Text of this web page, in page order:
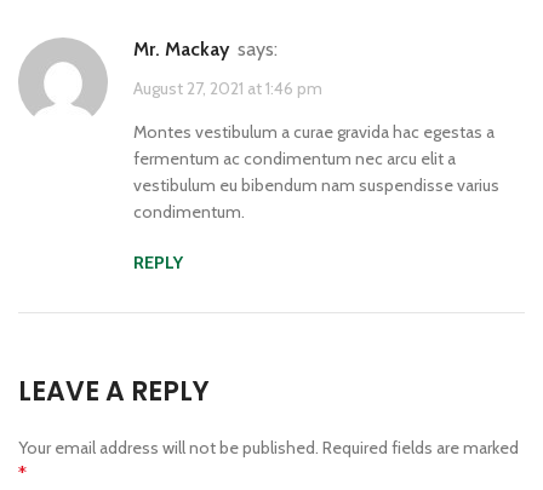
Mr. Mackay says:
August 27, 2021 at 1:46 pm
Montes vestibulum a curae gravida hac egestas a
fermentum ac condimentum nec arcu elit a
vestibulum eu bibendum nam suspendisse varius
condimentum.
REPLY
LEAVE A REPLY
Your email address will not be published. Required fields are marked
*